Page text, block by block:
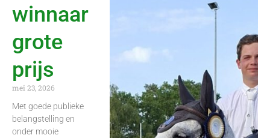
winnaar
grote
prijs
mei 23, 2026
Met goede publieke
belangstelling en
onder mooie